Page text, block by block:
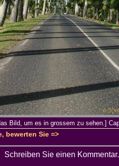
Bild, um es in grossem zu sehen.]
bewerten Sie =>
Schreiben Sie einen Kommentar.